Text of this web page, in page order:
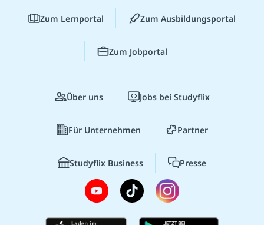
Zum Lernportal Zum Ausbildungsportal
Zum Jobportal
Über uns Jobs bei Studyflix
Für Unternehmen Partner
Studyflix Business Presse